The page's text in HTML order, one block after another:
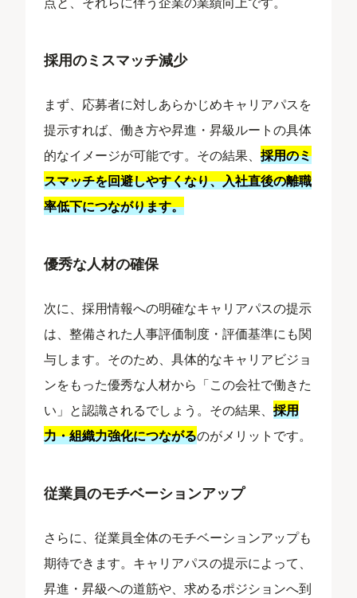
採用のミスマッチ減少
まず、応募者に対しあらかじめキャリアパスを
提示すれば、働き方や昇進・昇級ルートの具体
的なイメージが可能です。その結果、採用のミ
スマッチを回避しやすくなり、入社直後の離職
率低下につながります。
優秀な人材の確保
次に、採用情報への明確なキャリアパスの提示
は、整備された人事評価制度・評価基準にも関
与します。そのため、具体的なキャリアビジョ
ンをもった優秀な人材から「この会社で働きた
い」と認識されるでしょう。その結果、採用
力・組織力強化につながるのがメリットです。
従業員のモチベーションアップ
さらに、従業員全体のモチベーションアップも
期待できます。キャリアパスの提示によって、
昇進・昇級への道筋や、求めるポジションへ到